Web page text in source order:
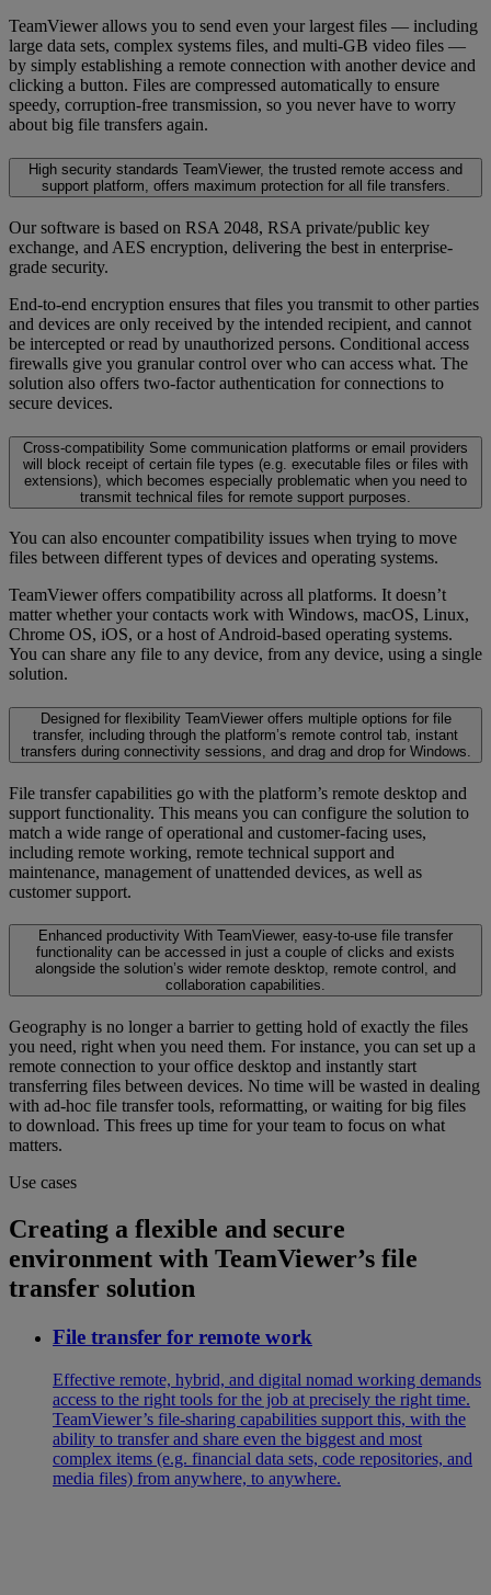
TeamViewer allows you to send even your largest files — including
large data sets, complex systems files, and multi-GB video files —
by simply establishing a remote connection with another device and
clicking a button. Files are compressed automatically to ensure
speedy, corruption-free transmission, so you never have to worry
about big file transfers again.
High security standards TeamViewer, the trusted remote access and
support platform, offers maximum protection for all file transfers.
Our software is based on RSA 2048, RSA private/public key
exchange, and AES encryption, delivering the best in enterprise-
grade security.
End-to-end encryption ensures that files you transmit to other parties
and devices are only received by the intended recipient, and cannot
be intercepted or read by unauthorized persons. Conditional access
firewalls give you granular control over who can access what. The
solution also offers two-factor authentication for connections to
secure devices.
Cross-compatibility Some communication platforms or email providers
will block receipt of certain file types (e.g. executable files or files with
extensions), which becomes especially problematic when you need to
transmit technical files for remote support purposes.
You can also encounter compatibility issues when trying to move
files between different types of devices and operating systems.
TeamViewer offers compatibility across all platforms. It doesn’t
matter whether your contacts work with Windows, macOS, Linux,
Chrome OS, iOS, or a host of Android-based operating systems.
You can share any file to any device, from any device, using a single
solution.
Designed for flexibility TeamViewer offers multiple options for file
transfer, including through the platform’s remote control tab, instant
transfers during connectivity sessions, and drag and drop for Windows.
File transfer capabilities go with the platform’s remote desktop and
support functionality. This means you can configure the solution to
match a wide range of operational and customer-facing uses,
including remote working, remote technical support and
maintenance, management of unattended devices, as well as
customer support.
Enhanced productivity With TeamViewer, easy-to-use file transfer
functionality can be accessed in just a couple of clicks and exists
alongside the solution’s wider remote desktop, remote control, and
collaboration capabilities.
Geography is no longer a barrier to getting hold of exactly the files
you need, right when you need them. For instance, you can set up a
remote connection to your office desktop and instantly start
transferring files between devices. No time will be wasted in dealing
with ad-hoc file transfer tools, reformatting, or waiting for big files
to download. This frees up time for your team to focus on what
matters.
Use cases
Creating a flexible and secure
environment with TeamViewer’s file
transfer solution
File transfer for remote work
Effective remote, hybrid, and digital nomad working demands
access to the right tools for the job at precisely the right time.
TeamViewer’s file-sharing capabilities support this, with the
ability to transfer and share even the biggest and most
complex items (e.g. financial data sets, code repositories, and
media files) from anywhere, to anywhere.